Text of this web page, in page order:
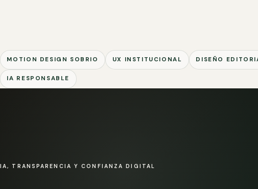
MOTION DESIGN SOBRIO UX INSTITUCIONAL DISEÑO
IA RESPONSABLE
IA, TRANSPARENCIA Y CONFIANZA DIGITAL